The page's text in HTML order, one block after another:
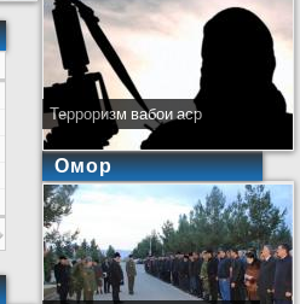
Терроризм вабои аср
Омор